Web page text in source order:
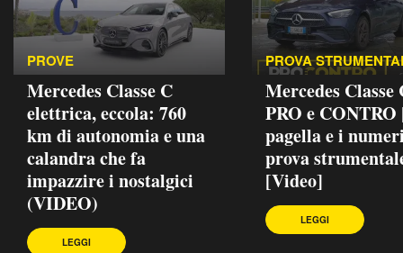
PROVE
Mercedes Classe C
elettrica, eccola: 760
km di autonomia e una
calandra che fa
impazzire i nostalgici
(VIDEO)
LEGGI
PROVA
Mercedes Classe
PRO e CONTRO
pagella e i
prova
[Video]
LEGGI